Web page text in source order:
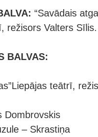
“Savādais
režisors Valters Sīlis.
BALVAS:
teātrī,
Dombrovskis
– Skrastiņa